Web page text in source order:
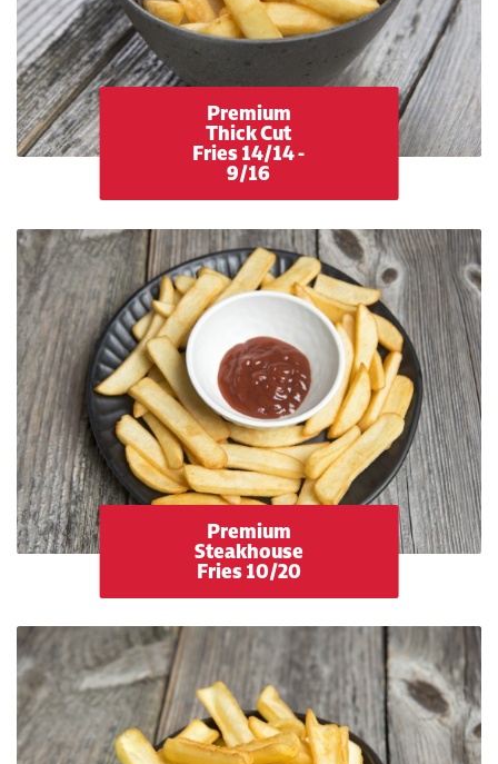
Premium
Thick Cut
Fries 14/14 -
9/16
Premium
Steakhouse
Fries 10/20